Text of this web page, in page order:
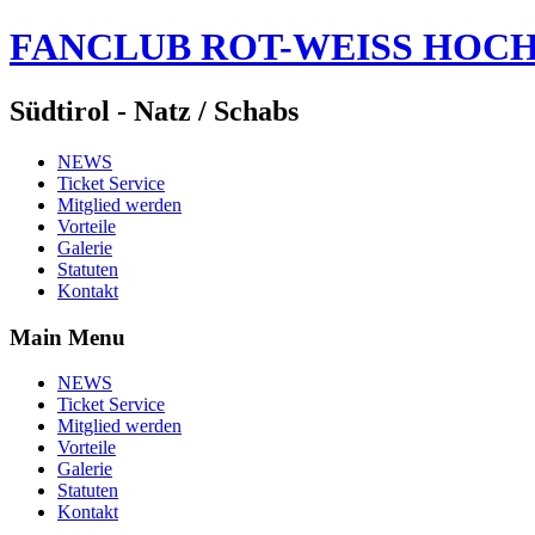
FANCLUB ROT-WEISS
Südtirol - Natz / Schabs
NEWS
Ticket Service
Mitglied werden
Vorteile
Galerie
Statuten
Kontakt
Main Menu
NEWS
Ticket Service
Mitglied werden
Vorteile
Galerie
Statuten
Kontakt